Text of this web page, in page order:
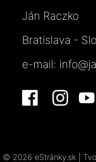
Ján Raczko
Bratislava -
e-mail:
© 2026 eStránky.sk